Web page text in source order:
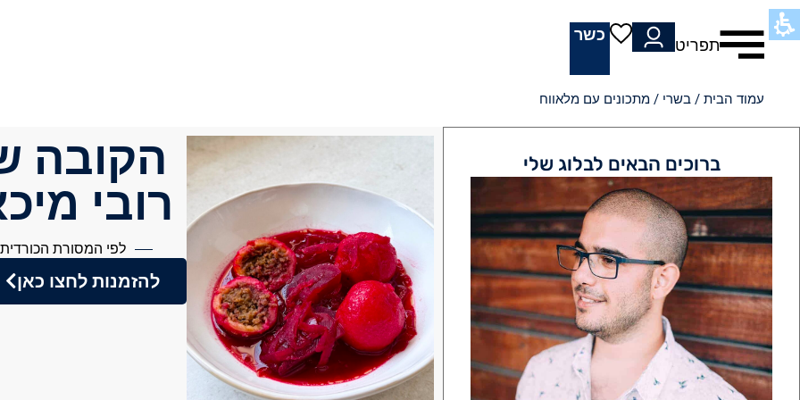
תפריט
כשר
עמוד הבית / בשרי / מתכונים עם מלאווח
ברוכים הבאים לבלוג שלי
הקובה
רובי
לפי המסורת הכורדית
להזמנות לחצו כאן